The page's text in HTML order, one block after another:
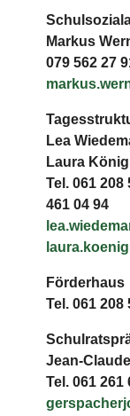
Markus
079 562 27
Lea
Laura König
Tel. 061 208
461 04 94
Förderhaus
Tel. 061 208
Jean-
Tel. 061 261